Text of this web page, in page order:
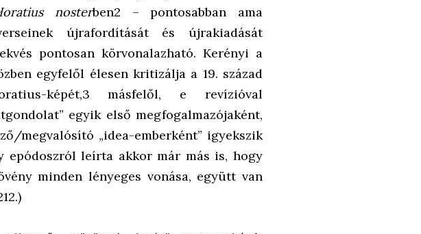
nosterben2 – pontosabban ama
újrafordítását és újrakiadását
pontosan körvonalazható. Kerényi a
egyfelől élesen kritizálja a 19. század
képét,3 másfelől, e revízióval
egyik első megfogalmazójaként,
megvalósító „idea-emberként” igyekszik
epódoszról leírta akkor már más is, hogy
minden lényeges vonása, együtt van